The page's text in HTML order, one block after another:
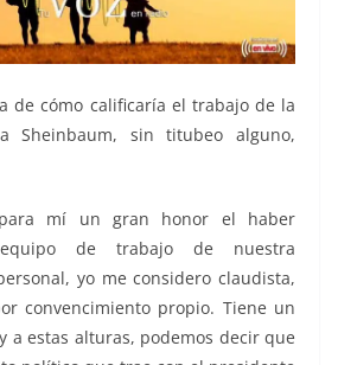
de cómo calificaría el trabajo de la
Sheinbaum, sin titubeo alguno,
mí un gran honor el haber
de trabajo de nuestra
yo me considero claudista,
convencimiento propio. Tiene un
a estas alturas, podemos decir que